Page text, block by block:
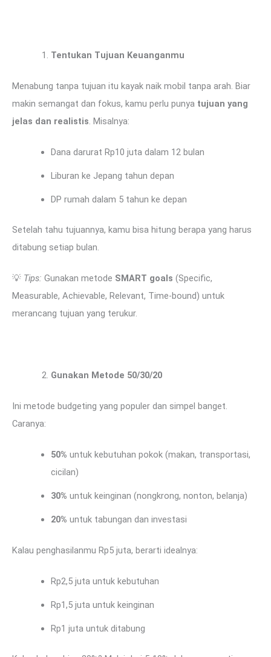
Tentukan Tujuan Keuanganmu
Menabung tanpa tujuan itu kayak naik mobil tanpa arah. Biar
makin semangat dan fokus, kamu perlu punya tujuan yang
jelas dan realistis. Misalnya:
Dana darurat Rp10 juta dalam 12 bulan
Liburan ke Jepang tahun depan
DP rumah dalam 5 tahun ke depan
Setelah tahu tujuannya, kamu bisa hitung berapa yang harus
ditabung setiap bulan.
💡 Tips: Gunakan metode SMART goals (Specific,
Measurable, Achievable, Relevant, Time-bound) untuk
merancang tujuan yang terukur.
Gunakan Metode 50/30/20
Ini metode budgeting yang populer dan simpel banget.
Caranya:
50% untuk kebutuhan pokok (makan, transportasi,
cicilan)
30% untuk keinginan (nongkrong, nonton, belanja)
20% untuk tabungan dan investasi
Kalau penghasilanmu Rp5 juta, berarti idealnya:
Rp2,5 juta untuk kebutuhan
Rp1,5 juta untuk keinginan
Rp1 juta untuk ditabung